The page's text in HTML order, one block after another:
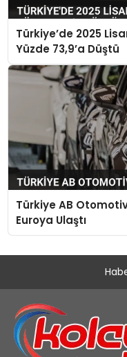
Türkiye’de 2025
Yüzde 73,9’a Düştü
Türkiye AB
Euroya Ulaştı